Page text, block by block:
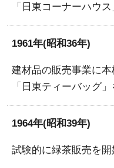
「日東コーナーハウ
1961年(昭和36年)
建材品の販売事業に本
「日東ティーバッグ」
1964年(昭和39年)
試験的に緑茶販売を開